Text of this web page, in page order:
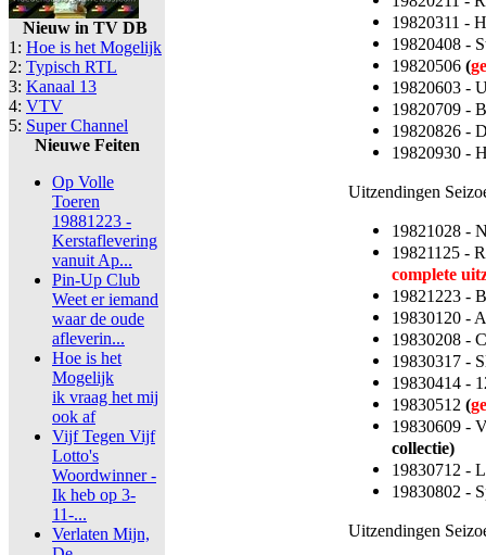
Nieuw in TV DB
1: Hoe is het Mogelijk
2: Typisch RTL
3: Kanaal 13
4: VTV
5: Super Channel
Nieuwe Feiten
Op Volle
Toeren
19881223 -
Kerstaflevering
vanuit Ap...
Pin-Up Club
Weet er iemand
waar de oude
afleverin...
Hoe is het
Mogelijk
ik vraag het mij
ook af
Vijf Tegen Vijf
Lotto's
Woordwinner -
Ik heb op 3-
11-...
Verlaten Mijn,
19820311 -
19820408 -
19820506 (
19820603 -
19820709 -
19820826 -
19820930 -
Uitzendingen
19821028 -
19821125 -
complete
19821223 -
19830120 -
19830208 -
19830317 -
19830414 -
19830512 (
19830609 -
collectie)
19830712 -
19830802 -
Uitzendingen